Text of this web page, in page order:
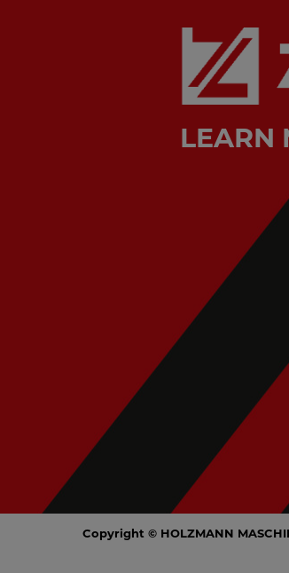
LEARN
Copyright © HOLZMANN